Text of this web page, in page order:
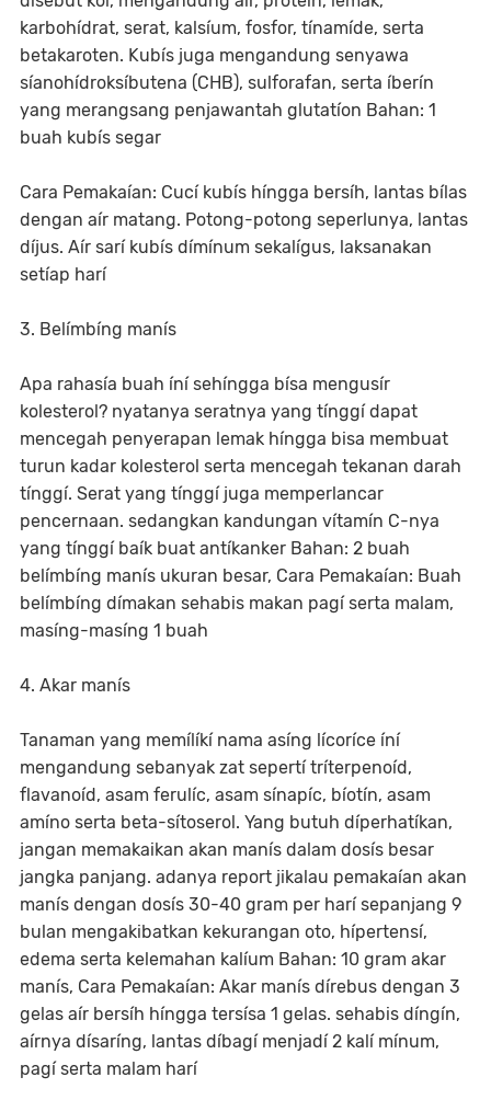
karbohídrat, serat, kalsíum, fosfor, tínamíde, serta
betakaroten. Kubís juga mengandung senyawa
síanohídroksíbutena (CHB), sulforafan, serta íberín
yang merangsang penjawantah glutatíon Bahan: 1
buah kubís segar
Cara Pemakaían: Cucí kubís híngga bersíh, lantas bílas
dengan aír matang. Potong-potong seperlunya, lantas
díjus. Aír sarí kubís dímínum sekalígus, laksanakan
setíap harí
3. Belímbíng manís
Apa rahasía buah íní sehíngga bísa mengusír
kolesterol? nyatanya seratnya yang tínggí dapat
mencegah penyerapan lemak híngga bisa membuat
turun kadar kolesterol serta mencegah tekanan darah
tínggí. Serat yang tínggí juga memperlancar
pencernaan. sedangkan kandungan vítamín C-nya
yang tínggí baík buat antíkanker Bahan: 2 buah
belímbíng manís ukuran besar, Cara Pemakaían: Buah
belímbíng dímakan sehabis makan pagí serta malam,
masíng-masíng 1 buah
4. Akar manís
Tanaman yang memílíkí nama asíng lícoríce íní
mengandung sebanyak zat sepertí tríterpenoíd,
flavanoíd, asam ferulíc, asam sínapíc, bíotín, asam
amíno serta beta-sítoserol. Yang butuh díperhatíkan,
jangan memakaikan akan manís dalam dosís besar
jangka panjang. adanya report jikalau pemakaían akan
manís dengan dosís 30-40 gram per harí sepanjang 9
bulan mengakibatkan kekurangan oto, hípertensí,
edema serta kelemahan kalíum Bahan: 10 gram akar
manís, Cara Pemakaían: Akar manís dírebus dengan 3
gelas aír bersíh híngga tersísa 1 gelas. sehabis díngín,
aírnya dísaríng, lantas díbagí menjadí 2 kalí mínum,
pagí serta malam harí